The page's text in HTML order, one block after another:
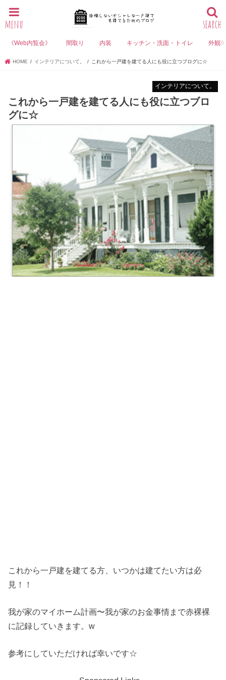
search
menu
《Web内覧会》 間取り 内装 キッチン・洗面・トイレ 外観
HOME インテリアについて。 これから一戸建を建てる人にも役に立つブログに☆
インテリアについて。
これから一戸建を建てる人にも役に立つブロ
グに☆
これから一戸建を建てる方、いつかは建てたい方は必
見！！
我が家のマイホーム計画〜我が家のお金事情まで赤裸裸
に記録していきます。w
参考にしていただければ幸いです☆